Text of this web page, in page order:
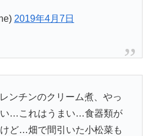
2019年4月7日
ンチンのクリーム煮、やっ
い…これはうまい…食器類が
ど…畑で間引いた小松菜も